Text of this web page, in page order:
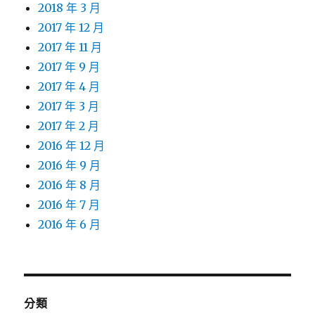
2018 年 3 月
2017 年 12 月
2017 年 11 月
2017 年 9 月
2017 年 4 月
2017 年 3 月
2017 年 2 月
2016 年 12 月
2016 年 9 月
2016 年 8 月
2016 年 7 月
2016 年 6 月
分類